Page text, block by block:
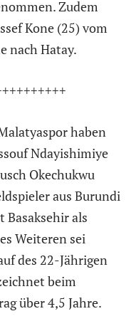
Zudem
Kone (25) vom
nach Hatay.
haben
Ndayishimiye
Okechukwu
aus Burundi
Basaksehir als
Weiteren sei
des 22-Jährigen
beim
über 4,5 Jahre.